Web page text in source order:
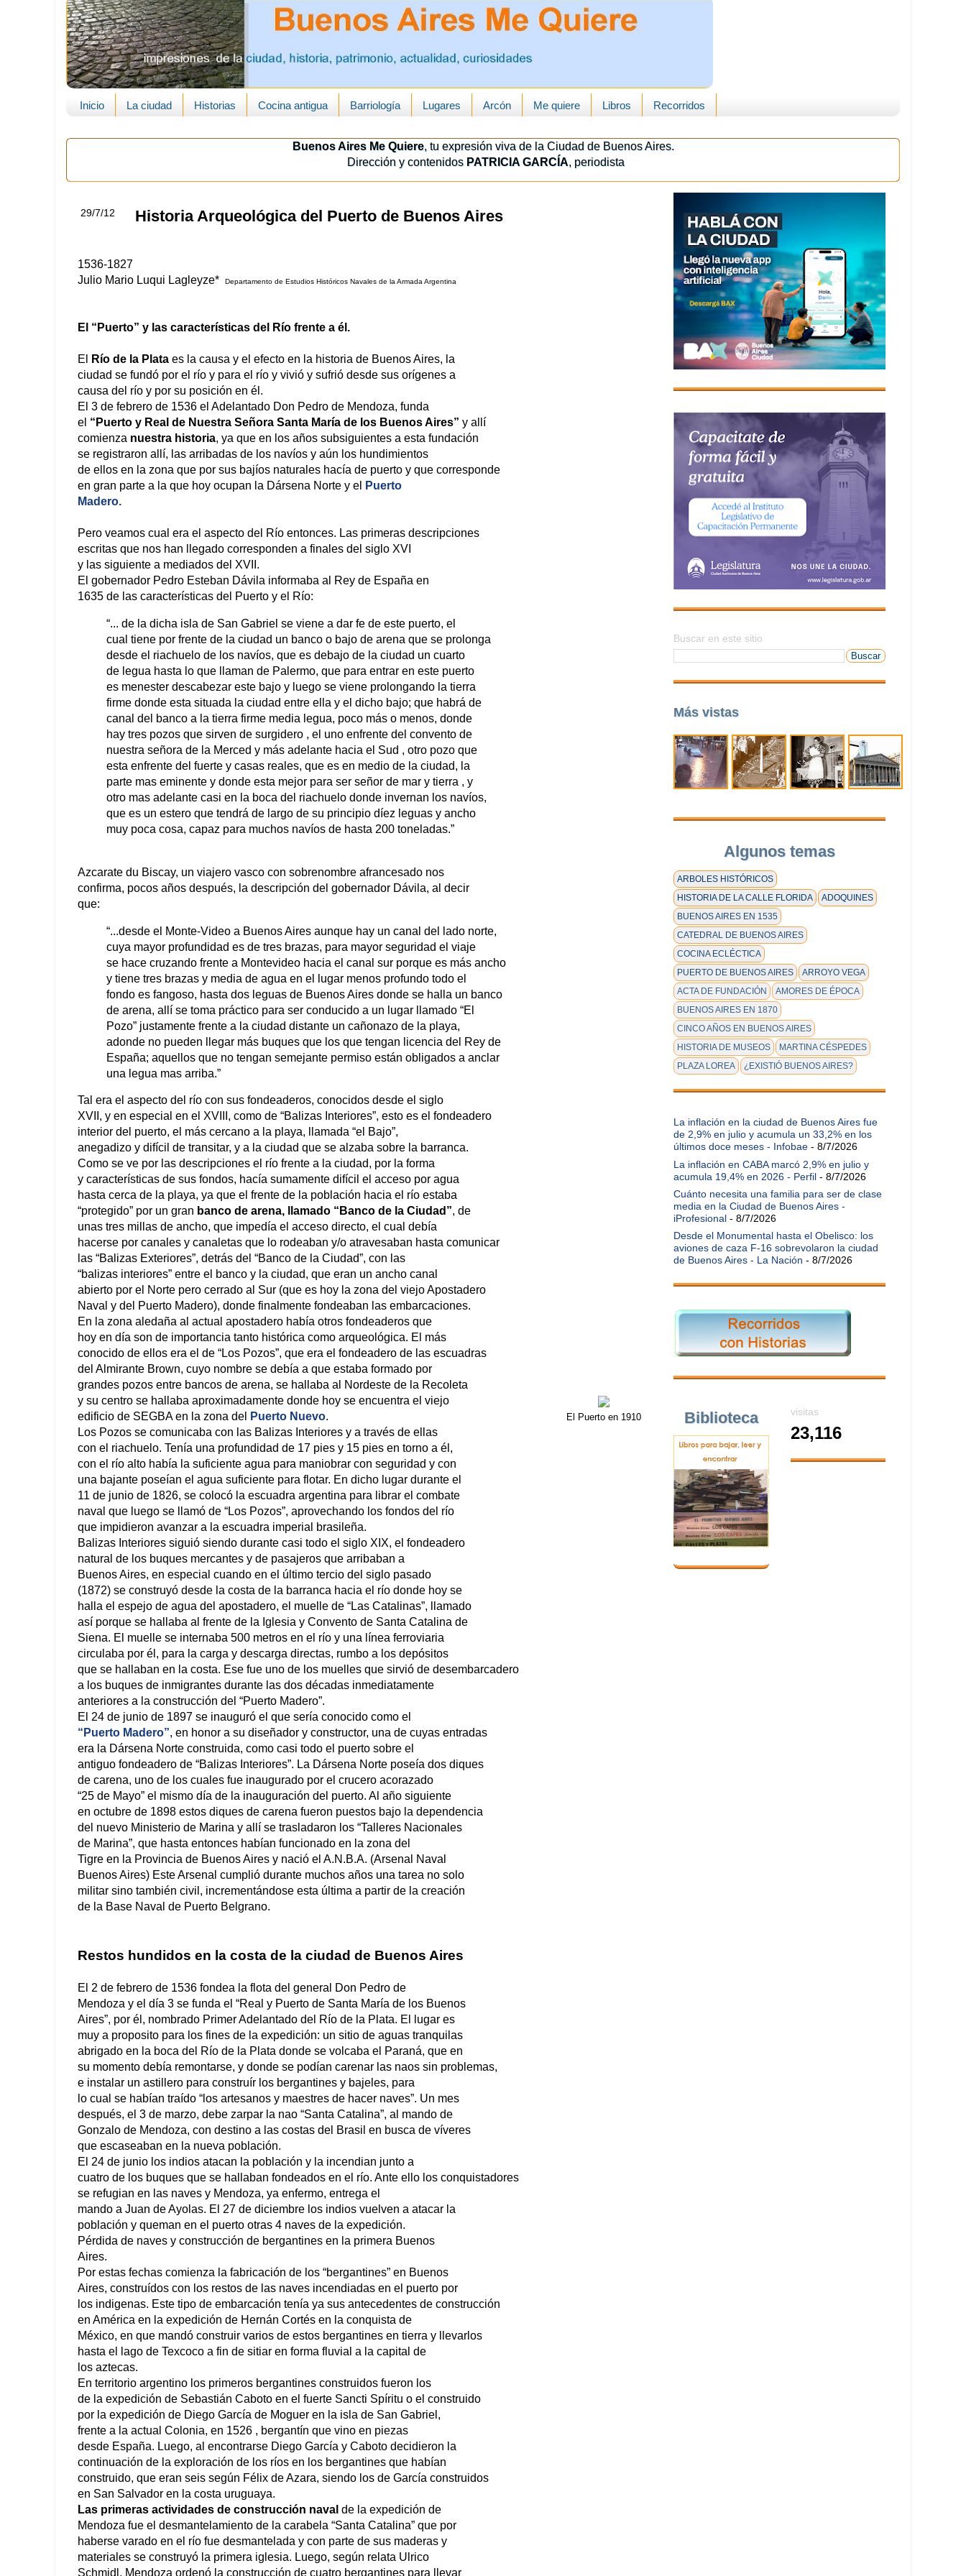
Inicio La ciudad Historias Cocina antigua Barriología Lugares Arcón Me quiere Libros Recorridos
Buenos Aires Me Quiere, tu expresión viva de la Ciudad de Buenos Aires.
Dirección y contenidos PATRICIA GARCÍA, periodista
29/7/12 Historia Arqueológica del Puerto de Buenos Aires
1536-1827
Julio Mario Luqui Lagleyze*
Departamento de Estudios Históricos Navales de la Armada Argentina
El “Puerto” y las características del Río frente a él.
El Río de la Plata es la causa y el efecto en la historia de Buenos Aires, la
ciudad se fundó por el río y para el río y vivió y sufrió desde sus orígenes a
causa del río y por su posición en él.
El 3 de febrero de 1536 el Adelantado Don Pedro de Mendoza, funda
el “Puerto y Real de Nuestra Señora Santa María de los Buenos Aires” y allí
comienza nuestra historia, ya que en los años subsiguientes a esta fundación
se registraron allí, las arribadas de los navíos y aún los hundimientos
de ellos en la zona que por sus bajíos naturales hacía de puerto y que corresponde
en gran parte a la que hoy ocupan la Dársena Norte y el
Puerto
Madero.
Pero veamos cual era el aspecto del Río entonces. Las primeras descripciones
escritas que nos han llegado corresponden a finales del siglo XVI
y las siguiente a mediados del XVII.
El gobernador Pedro Esteban Dávila informaba al Rey de España en
1635 de las características del Puerto y el Río:
“... de la dicha isla de San Gabriel se viene a dar fe de este puerto, el
cual tiene por frente de la ciudad un banco o bajo de arena que se prolonga
desde el riachuelo de los navíos, que es debajo de la ciudad un cuarto
de legua hasta lo que llaman de Palermo, que para entrar en este puerto
es menester descabezar este bajo y luego se viene prolongando la tierra
firme donde esta situada la ciudad entre ella y el dicho bajo; que habrá de
canal del banco a la tierra firme media legua, poco más o menos, donde
hay tres pozos que sirven de surgidero , el uno enfrente del convento de
nuestra señora de la Merced y más adelante hacia el Sud , otro pozo que
esta enfrente del fuerte y casas reales, que es en medio de la ciudad, la
parte mas eminente y donde esta mejor para ser señor de mar y tierra , y
otro mas adelante casi en la boca del riachuelo donde invernan los navíos,
que es un estero que tendrá de largo de su principio díez leguas y ancho
muy poca cosa, capaz para muchos navíos de hasta 200 toneladas.”
Azcarate du Biscay, un viajero vasco con sobrenombre afrancesado nos
confirma, pocos años después, la descripción del gobernador Dávila, al decir
que:
“...desde el Monte-Video a Buenos Aires aunque hay un canal del lado norte,
cuya mayor profundidad es de tres brazas, para mayor seguridad el viaje
se hace cruzando frente a Montevideo hacia el canal sur porque es más ancho
y tiene tres brazas y media de agua en el lugar menos profundo todo el
fondo es fangoso, hasta dos leguas de Buenos Aires donde se halla un banco
de arena, allí se toma práctico para ser conducido a un lugar llamado “El
Pozo” justamente frente a la ciudad distante un cañonazo de la playa,
adonde no pueden llegar más buques que los que tengan licencia del Rey de
España; aquellos que no tengan semejante permiso están obligados a anclar
una legua mas arriba.”
Tal era el aspecto del río con sus fondeaderos, conocidos desde el siglo
XVII, y en especial en el XVIII, como de “Balizas Interiores”, esto es el fondeadero
interior del puerto, el más cercano a la playa, llamada “el Bajo”,
anegadizo y difícil de transitar, y a la ciudad que se alzaba sobre la barranca.
Como se ve por las descripciones el río frente a la ciudad, por la forma
y características de sus fondos, hacía sumamente difícil el acceso por agua
hasta cerca de la playa, ya que el frente de la población hacia el río estaba
“protegido” por un gran banco de arena, llamado “Banco de la Ciudad”, de
unas tres millas de ancho, que impedía el acceso directo, el cual debía
hacerse por canales y canaletas que lo rodeaban y/o atravesaban hasta comunicar
las “Balizas Exteriores”, detrás del “Banco de la Ciudad”, con las
“balizas interiores” entre el banco y la ciudad, que eran un ancho canal
abierto por el Norte pero cerrado al Sur (que es hoy la zona del viejo Apostadero
Naval y del Puerto Madero), donde finalmente fondeaban las embarcaciones.
En la zona aledaña al actual apostadero había otros fondeaderos que
hoy en día son de importancia tanto histórica como arqueológica. El más
conocido de ellos era el de “Los Pozos”, que era el fondeadero de las escuadras
del Almirante Brown, cuyo nombre se debía a que estaba formado por
grandes pozos entre bancos de arena, se hallaba al Nordeste de la Recoleta
El Puerto en 1910
y su centro se hallaba aproximadamente donde hoy se encuentra el viejo
edificio de SEGBA en la zona del
Puerto Nuevo.
Los Pozos se comunicaba con las Balizas Interiores y a través de ellas
con el riachuelo. Tenía una profundidad de 17 pies y 15 pies en torno a él,
con el río alto había la suficiente agua para maniobrar con seguridad y con
una bajante poseían el agua suficiente para flotar. En dicho lugar durante el
11 de junio de 1826, se colocó la escuadra argentina para librar el combate
naval que luego se llamó de “Los Pozos”, aprovechando los fondos del río
que impidieron avanzar a la escuadra imperial brasileña.
Balizas Interiores siguió siendo durante casi todo el siglo XIX, el fondeadero
natural de los buques mercantes y de pasajeros que arribaban a
Buenos Aires, en especial cuando en el último tercio del siglo pasado
(1872) se construyó desde la costa de la barranca hacia el río donde hoy se
halla el espejo de agua del apostadero, el muelle de “Las Catalinas”, llamado
así porque se hallaba al frente de la Iglesia y Convento de Santa Catalina de
Siena. El muelle se internaba 500 metros en el río y una línea ferroviaria
circulaba por él, para la carga y descarga directas, rumbo a los depósitos
que se hallaban en la costa. Ese fue uno de los muelles que sirvió de desembarcadero
a los buques de inmigrantes durante las dos décadas inmediatamente
anteriores a la construcción del “Puerto Madero”.
El 24 de junio de 1897 se inauguró el que sería conocido como el
“Puerto Madero”, en honor a su diseñador y constructor, una de cuyas entradas
era la Dársena Norte construida, como casi todo el puerto sobre el
antiguo fondeadero de “Balizas Interiores”. La Dársena Norte poseía dos diques
de carena, uno de los cuales fue inaugurado por el crucero acorazado
“25 de Mayo” el mismo día de la inauguración del puerto. Al año siguiente
en octubre de 1898 estos diques de carena fueron puestos bajo la dependencia
del nuevo Ministerio de Marina y allí se trasladaron los “Talleres Nacionales
de Marina”, que hasta entonces habían funcionado en la zona del
Tigre en la Provincia de Buenos Aires y nació el A.N.B.A. (Arsenal Naval
Buenos Aires) Este Arsenal cumplió durante muchos años una tarea no solo
militar sino también civil, incrementándose esta última a partir de la creación
de la Base Naval de Puerto Belgrano.
Restos hundidos en la costa de la ciudad de Buenos Aires
El 2 de febrero de 1536 fondea la flota del general Don Pedro de
Mendoza y el día 3 se funda el “Real y Puerto de Santa María de los Buenos
Aires”, por él, nombrado Primer Adelantado del Río de la Plata. El lugar es
muy a proposito para los fines de la expedición: un sitio de aguas tranquilas
abrigado en la boca del Río de la Plata donde se volcaba el Paraná, que en
su momento debía remontarse, y donde se podían carenar las naos sin problemas,
e instalar un astillero para construír los bergantines y bajeles, para
lo cual se habían traído “los artesanos y maestres de hacer naves”. Un mes
después, el 3 de marzo, debe zarpar la nao “Santa Catalina”, al mando de
Gonzalo de Mendoza, con destino a las costas del Brasil en busca de víveres
que escaseaban en la nueva población.
El 24 de junio los indios atacan la población y la incendian junto a
cuatro de los buques que se hallaban fondeados en el río. Ante ello los conquistadores
se refugian en las naves y Mendoza, ya enfermo, entrega el
mando a Juan de Ayolas. El 27 de diciembre los indios vuelven a atacar la
población y queman en el puerto otras 4 naves de la expedición.
Pérdida de naves y construcción de bergantines en la primera Buenos
Aires.
Por estas fechas comienza la fabricación de los “bergantines” en Buenos
Aires, construídos con los restos de las naves incendiadas en el puerto por
los indigenas. Este tipo de embarcación tenía ya sus antecedentes de construcción
en América en la expedición de Hernán Cortés en la conquista de
México, en que mandó construir varios de estos bergantines en tierra y llevarlos
hasta el lago de Texcoco a fin de sitiar en forma fluvial a la capital de
los aztecas.
En territorio argentino los primeros bergantines construidos fueron los
de la expedición de Sebastián Caboto en el fuerte Sancti Spíritu o el construido
por la expedición de Diego García de Moguer en la isla de San Gabriel,
frente a la actual Colonia, en 1526 , bergantín que vino en piezas
desde España. Luego, al encontrarse Diego García y Caboto decidieron la
continuación de la exploración de los ríos en los bergantines que habían
construido, que eran seis según Félix de Azara, siendo los de García construidos
en San Salvador en la costa uruguaya.
Las primeras actividades de construcción naval de la expedición de
Mendoza fue el desmantelamiento de la carabela “Santa Catalina” que por
haberse varado en el río fue desmantelada y con parte de sus maderas y
materiales se construyó la primera iglesia. Luego, según relata Ulrico
Schmidl, Mendoza ordenó la construcción de cuatro bergantines para llevar
Buscar en este sitio
Más vistas
Algunos temas
ARBOLES HISTÓRICOS
HISTORIA DE LA CALLE FLORIDA
ADOQUINES
BUENOS AIRES EN 1535
CATEDRAL DE BUENOS AIRES
COCINA ECLÉCTICA
PUERTO DE BUENOS AIRES
ARROYO VEGA
ACTA DE FUNDACIÓN
AMORES DE ÉPOCA
BUENOS AIRES EN 1870
CINCO AÑOS EN BUENOS AIRES
HISTORIA DE MUSEOS
MARTINA CÉSPEDES
PLAZA LOREA
¿EXISTIÓ BUENOS AIRES?
La inflación en la ciudad de Buenos Aires fue
de 2,9% en julio y acumula un 33,2% en los
últimos doce meses - Infobae - 8/7/2026
La inflación en CABA marcó 2,9% en julio y
acumula 19,4% en 2026 - Perfil - 8/7/2026
Cuánto necesita una familia para ser de clase
media en la Ciudad de Buenos Aires -
iProfesional - 8/7/2026
Desde el Monumental hasta el Obelisco: los
aviones de caza F-16 sobrevolaron la ciudad
de Buenos Aires - La Nación - 8/7/2026
Biblioteca visitas
23,116